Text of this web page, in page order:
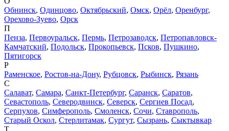
Обнинск, Одинцово, Октябрьский, Омск, Орёл, Оренбург,
Орехово-Зуево, Орск
П
Пенза, Первоуральск, Пермь, Петрозаводск, Петропавловск-
Камчатский, Подольск, Прокопьевск, Псков, Пушкино,
Пятигорск
Р
Раменское, Ростов-на-Дону, Рубцовск, Рыбинск, Рязань
С
Салават, Самара, Санкт-Петербург, Саранск, Саратов,
Севастополь, Северодвинск, Северск, Сергиев Посад,
Серпухов, Симферополь, Смоленск, Сочи, Ставрополь,
Старый Оскол, Стерлитамак, Сургут, Сызрань, Сыктывкар